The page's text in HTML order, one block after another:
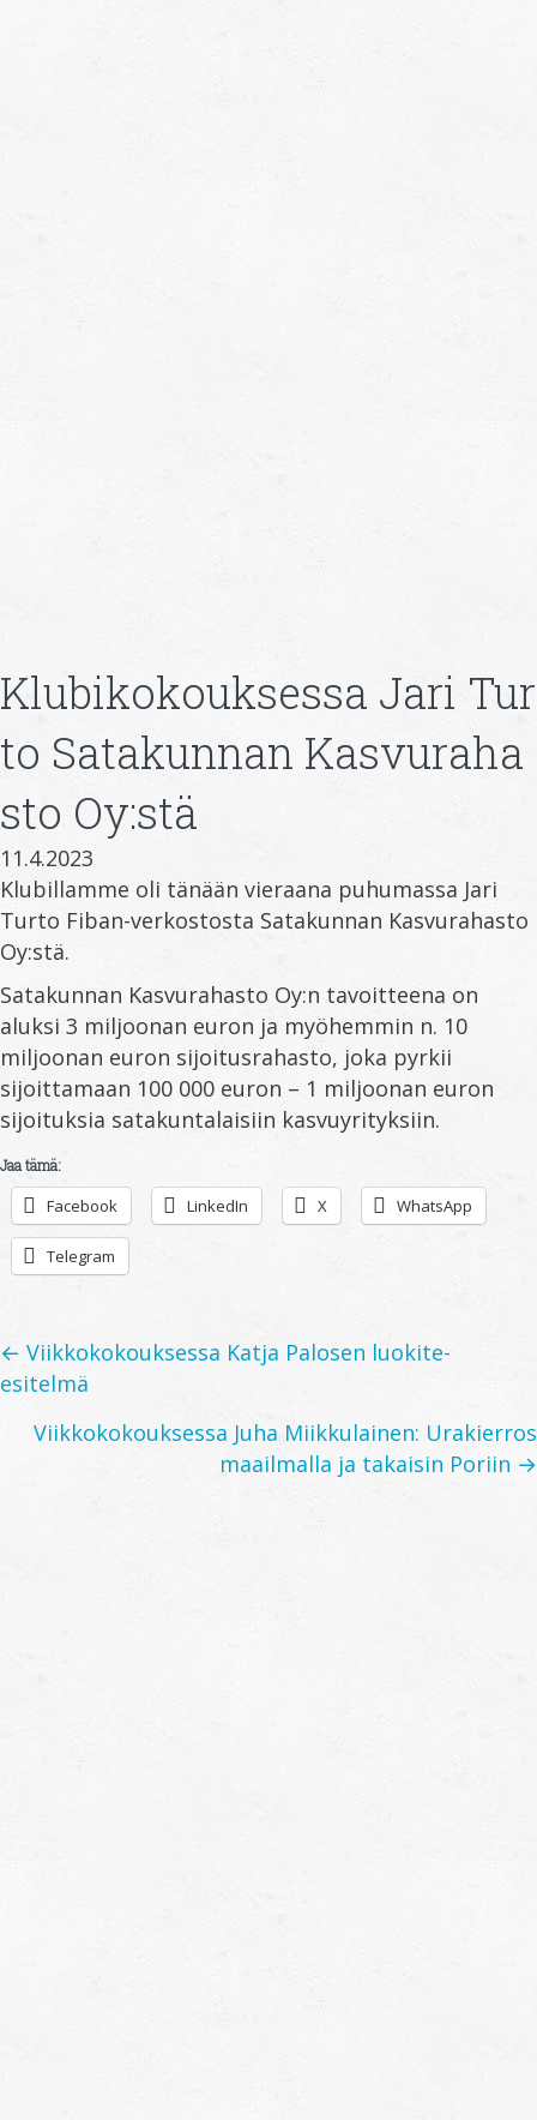
Klubikokouksessa Jari Tur
to Satakunnan Kasvuraha
sto Oy:stä
11.4.2023
Klubillamme oli tänään vieraana puhumassa Jari
Turto Fiban-verkostosta Satakunnan Kasvurahasto
Oy:stä.
Satakunnan Kasvurahasto Oy:n tavoitteena on
aluksi 3 miljoonan euron ja myöhemmin n. 10
miljoonan euron sijoitusrahasto, joka pyrkii
sijoittamaan 100 000 euron – 1 miljoonan euron
sijoituksia satakuntalaisiin kasvuyrityksiin.
Jaa tämä:
Facebook LinkedIn X WhatsApp
Telegram
Posts
← Viikkokokouksessa Katja Palosen luokite-
esitelmä
Viikkokokouksessa Juha Miikkulainen: Urakierros
maailmalla ja takaisin Poriin →